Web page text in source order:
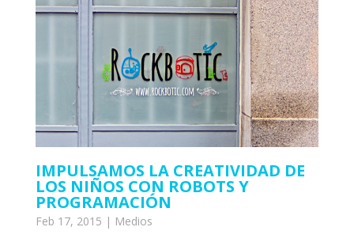
IMPULSAMOS LA CREATIVIDAD DE
LOS NIÑOS CON ROBOTS Y
PROGRAMACIÓN
Feb 17, 2015 | Medios